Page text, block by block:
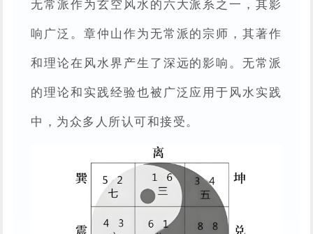
无常派作为玄空风水的六大派系之一，其影
响广泛。章仲山作为无常派的宗师，其著作
和理论在风水界产生了深远的影响。无常派
的理论和实践经验也被广泛应用于风水实践
中，为众多人所认可和接受。